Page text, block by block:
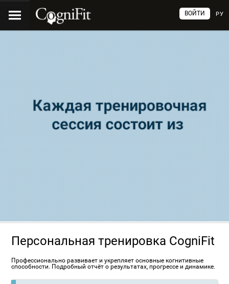
РУ
ВОЙТИ
Персональная тренировка CogniFit
Профессионально развивает и укрепляет основные когнитивные
способности. Подробный отчёт о результатах, прогрессе и динамике.